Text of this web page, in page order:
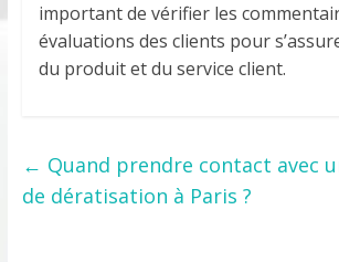
important de vérifier les
évaluations des clients pour
du produit et du service client.
← Quand prendre contact avec
de dératisation à Paris ?